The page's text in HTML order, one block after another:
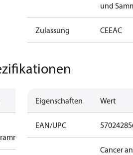
und
Zulassung CEEAC
Eigenschaften Wert
EAN/UPC
Cancer